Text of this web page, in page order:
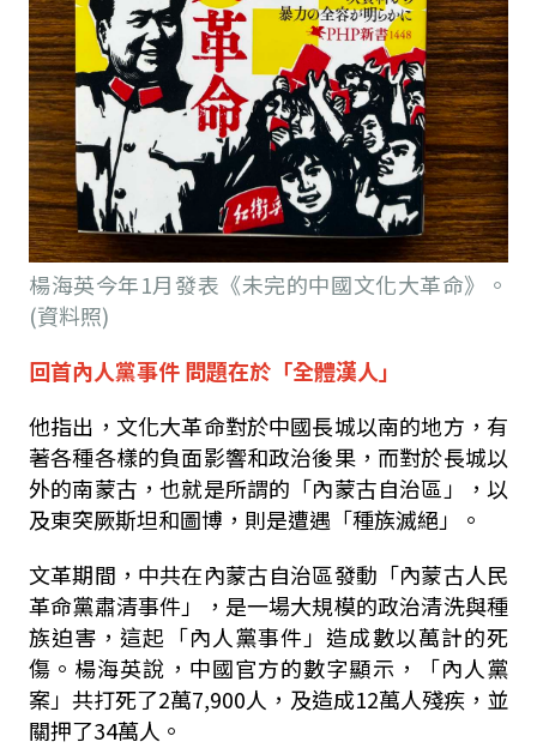
楊海英今年1月發表《未完的中國文化大革命》。
(資料照)
回首內人黨事件 問題在於「全體漢人」
他指出，文化大革命對於中國長城以南的地方，有
著各種各樣的負面影響和政治後果，而對於長城以
外的南蒙古，也就是所謂的「內蒙古自治區」，以
及東突厥斯坦和圖博，則是遭遇「種族滅絕」。
文革期間，中共在內蒙古自治區發動「內蒙古人民
革命黨肅清事件」，是一場大規模的政治清洗與種
族迫害，這起「內人黨事件」造成數以萬計的死
傷。楊海英說，中國官方的數字顯示，「內人黨
案」共打死了2萬7,900人，及造成12萬人殘疾，並
關押了34萬人。